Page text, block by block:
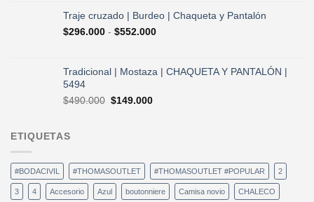
era:
$490.000.
es:
$296.000.
Traje cruzado | Burdeo | Chaqueta y Pantalón
$296.000 - $552.000Rango
desde
Tradicional | Mostaza | CHAQUETA Y PANTALÓN |
5494
$490.000 El
$149.000El
ETIQUETAS
#BODACIVIL #THOMASOUTLET #THOMASOUTLET #POPULAR 2
3 4 Accesorio Azul boutonniere Camisa novio CHALECO